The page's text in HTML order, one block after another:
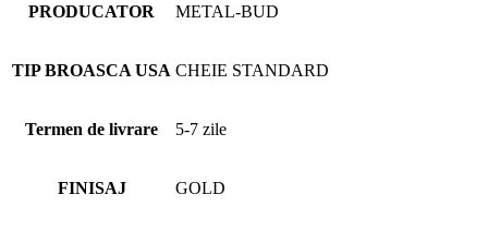
PRODUCATOR METAL-BUD
TIP BROASCA USA CHEIE STANDARD
Termen de livrare 5-7 zile
FINISAJ GOLD